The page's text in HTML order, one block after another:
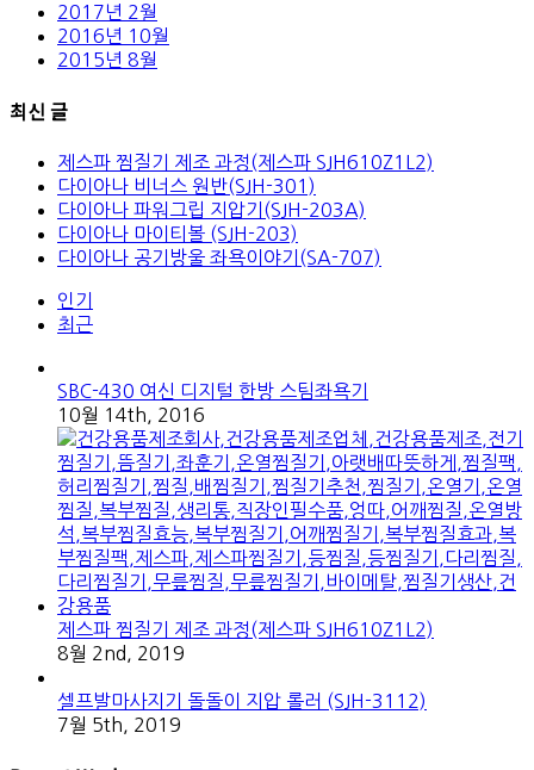
2017년 2월
2016년 10월
2015년 8월
최신 글
제스파 찜질기 제조 과정(제스파 SJH610Z1L2)
다이아나 비너스 원반(SJH-301)
다이아나 파워그립 지압기(SJH-203A)
다이아나 마이티볼 (SJH-203)
다이아나 공기방울 좌욕이야기(SA-707)
인기
최근
SBC-430 여신 디지털 한방 스팀좌욕기
10월 14th, 2016
제스파 찜질기 제조 과정(제스파 SJH610Z1L2)
8월 2nd, 2019
셀프발마사지기 돌돌이 지압 롤러 (SJH-3112)
7월 5th, 2019